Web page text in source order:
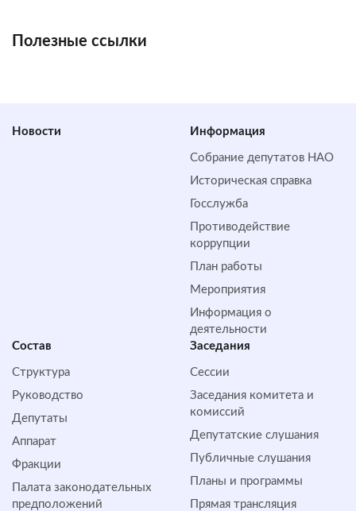
Полезные ссылки
Новости Информация
Собрание депутатов НАО
Историческая справка
Госслужба
Противодействие
коррупции
План работы
Мероприятия
Информация о
деятельности
Состав
Структура
Руководство
Депутаты
Аппарат
Фракции
Палата законодательных
предположений
Заседания
Сессии
Заседания комитета и
комиссий
Депутатские слушания
Публичные слушания
Планы и программы
Прямая трансляция